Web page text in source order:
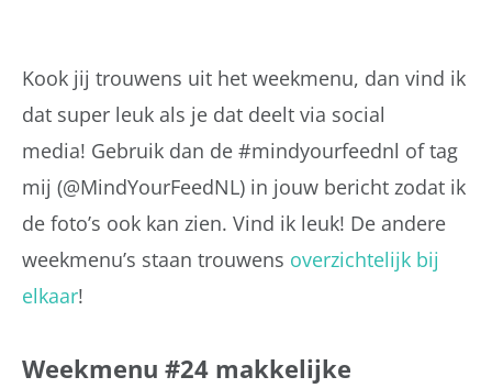
Kook jij trouwens uit het weekmenu, dan vind ik
dat super leuk als je dat deelt via social
media! Gebruik dan de #mindyourfeednl of tag
mij (@MindYourFeedNL) in jouw bericht zodat ik
de foto’s ook kan zien. Vind ik leuk! De andere
weekmenu’s staan trouwens overzichtelijk bij
elkaar!
Weekmenu #24 makkelijke